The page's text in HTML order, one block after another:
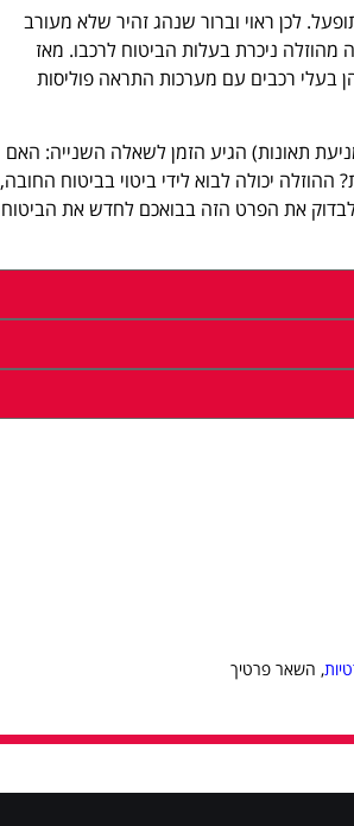
לכן ראוי וברור שנהג זהיר שלא מעורב
מהוזלה ניכרת בעלות הביטוח לרכבו. מאז
בעלי רכבים עם מערכות התראה פוליסות
תאונות) הגיע הזמן לשאלה השנייה: האם
יכולה לבוא לידי ביטוי בביטוח החובה,
את הפרט הזה בבואכם לחדש את הביטוח
, השאר פרטיך